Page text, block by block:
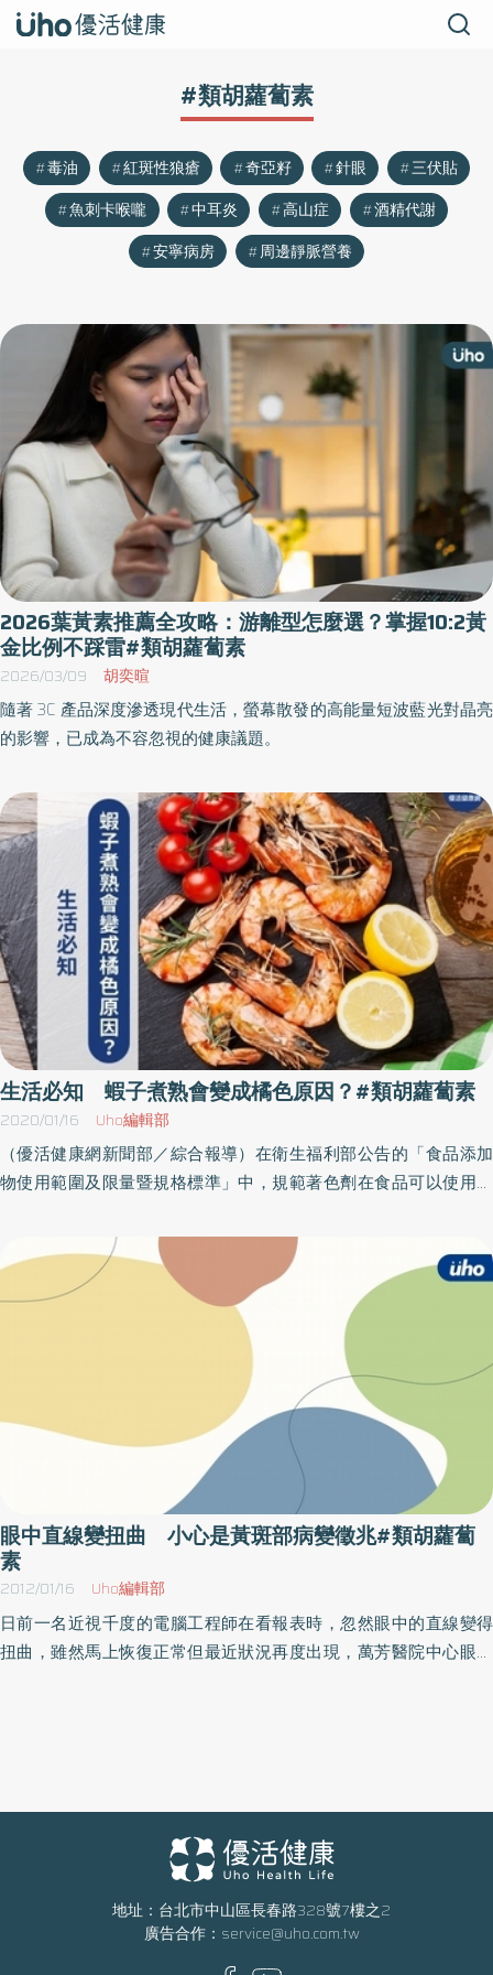
#類胡蘿蔔素
毒油 紅斑性狼瘡 奇亞籽 針眼
三伏貼
魚刺卡喉嚨
中耳炎 高山症
酒精代謝
安寧病房
周邊靜脈營養
2026葉黃素推薦全攻略：游離型怎麼選？掌握10:2黃
金比例不踩雷#類胡蘿蔔素
2026/03/09 胡奕暄
隨著 3C 產品深度滲透現代生活，螢幕散發的高能量短波藍光對晶亮
的影響，已成為不容忽視的健康議題。
生活必知 蝦子煮熟會變成橘色原因？#類胡蘿蔔素
2020/01/16 Uho編輯部
（優活健康網新聞部／綜合報導）在衛生福利部公告的「食品添加
物使用範圍及限量暨規格標準」中，規範著色劑在食品可以使用的
可做為食用的天然色素來源，類胡蘿蔔素（Carotenoids）即為其中
之一。蝦子煮熟後會變橘紅色的原因在於「類胡蘿蔔素」！自然界
存在許多天然色素，但並非都可當作食品添加物使用。類胡蘿蔔素
的顏色主要為紅、橘及黃色，屬於脂溶性色素，大量存在於自然界
的植物與動物中，舉凡蔬菜、水果、穀類、根莖類及魚蝦類皆含有
豐富的類胡蘿蔔素，大家熟知的蝦子煮熟後呈現橘紅色，就是因為
蝦子的甲殼含有蝦色素（一種類胡蘿蔔素），當其他色素因為高溫
被破壞後，顯現出相對較穩定的類胡蘿蔔素顏色所致。至於常見的
營養保健品β—胡蘿蔔素及葉黃素，也都是類胡蘿蔔素的一員，目前
已有700多種的類胡蘿蔔素被分離鑑定出來，而早在1950年代，已
可經由人工合成製造出類胡蘿蔔素。在「天然ㄟ尚好」的風潮下，
為清楚釐清天然食用色素的種類，以及確保其安全性，衛福部已訂
定「天然食用色素衛生標準」，其中第5條表列天然食用色素的來
源，例如：黃玉蜀黍色素是由黃玉蜀黍（Zea mays L.）的種子取
得；蟹色素是由蟹等的甲殼取得；橘子色素則是取自橘子的果皮，
它們的主成分都是類胡蘿蔔素。食用色素並不可怕，在正確且減量
眼中直線變扭曲 小心是黃斑部病變徵兆#類胡蘿蔔
素
2012/01/16 Uho編輯部
日前一名近視千度的電腦工程師在看報表時，忽然眼中的直線變得
扭曲，雖然馬上恢復正常但最近狀況再度出現，萬芳醫院中心眼科
以確定病情，避免拖延治療時間以免影響視力，一旦沒有妥善治療
會有失明的可能。根據行政院衛生署台北醫院衛教資訊指出，黃斑
部屬於視網膜的中心，是眼睛在看東西時的主要區域，如色彩辨
識、閱讀文字等的動作，都與黃斑部有很大的關連，因此也很容易
受到光線的傷害。醫師提醒民眾，除了平時看電腦、電視之外，由
地址：台北市中山區長春路328號7樓之2
廣告合作： service@uho.com.tw